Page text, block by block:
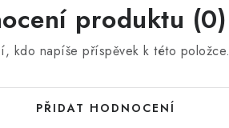
produktu (0)
kdo napíše příspěvek k této položce.
PŘIDAT HODNOCENÍ